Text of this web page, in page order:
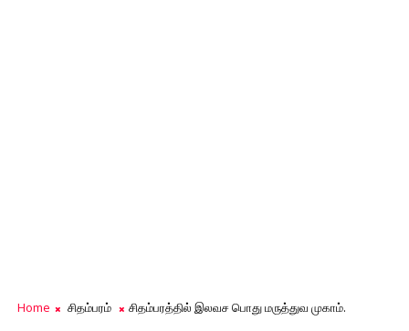
Home சிதம்பரம் சிதம்பரத்தில் இலவச பொது மருத்துவ முகாம்.